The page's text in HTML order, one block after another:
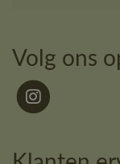
Volg ons